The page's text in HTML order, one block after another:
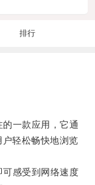
排行
一款应用，它通
轻松畅快地浏览
感受到网络速度